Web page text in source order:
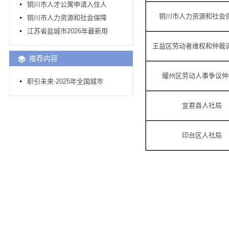
铜川市人才公寓申请入住人
铜川市人力资源和社会保障
江苏省盐城市2026年最新用
推荐内容
职引未来·2025年全国城市
铜川市人力资源和社会
王益区劳动者维权和仲裁
耀州区劳动人事争议
宜君县人社局
印台区人社局